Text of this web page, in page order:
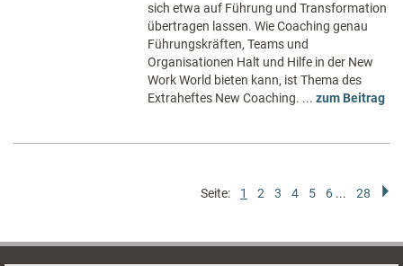
sich etwa auf Führung und Transformation
übertragen lassen. Wie Coaching genau
Führungskräften, Teams und
Organisationen Halt und Hilfe in der New
Work World bieten kann, ist Thema des
Extraheftes New Coaching. ...zum Beitrag
Seite: 1 2 3 4 5 6 ... 28